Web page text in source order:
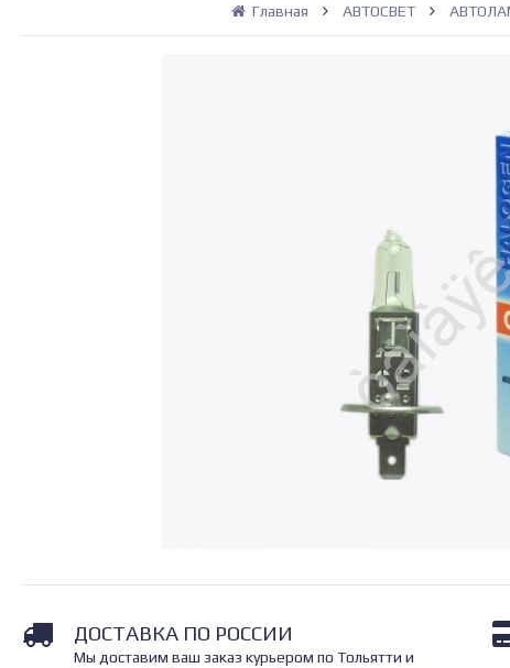
Главная АВТОСВЕТ
ДОСТАВКА ПО РОССИИ
Мы доставим ваш заказ курьером по Тольятти и